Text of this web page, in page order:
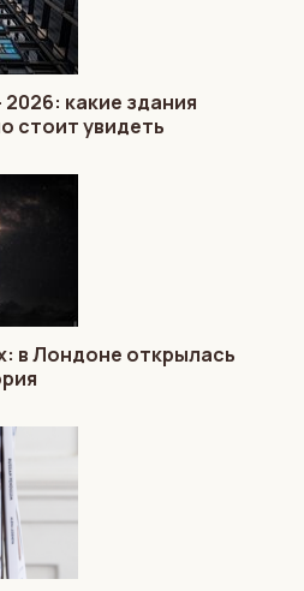
какие здания
стоит увидеть
в Лондоне открылась